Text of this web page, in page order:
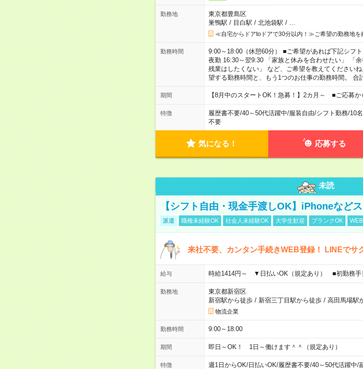
勤務地
東京都豊島区
巣鴨駅 / 目白駅 / 北池袋駅 /
≪自宅からドアtoドアで30分以内！≫ご希望の勤務地を
勤務時間
9:00～18:00（休憩60分） ■ご希望があれば下記シフ
夜勤 16:30～翌9:30 「家族と休みを合わせたい」 「
残業はしたくない」 など、ご希望を教えてください
望する勤務時間と、もう1つのお仕事の勤務時間。 合
期間 【8月中のスタートOK！急募！】2カ月～ ■ご応募か
特徴 履歴書不要/40～50代活躍中/服装自由/シフト勤務/10
不要
気になる！ 応募する
未読
【シフト自由・現金手渡しOK】iPhoneなど
派遣 職種未経験OK 社会人未経験OK 大学生歓迎 ブランクOK
来社不要、カンタン手続きWEB登録！ LINEでサ
給与 時給1414円～ ▼日払いOK（規定あり） ■初勤務
勤務地
東京都新宿区
新宿駅から徒歩/ 新宿三丁目駅から徒歩/ 高田馬場駅
物流企業
勤務時間 9:00～18:00
期間 即日～OK！ 1日～働けます＾＾（規定あり）
特徴 週1日からOK/日払いOK/履歴書不要/40～50代活躍中/